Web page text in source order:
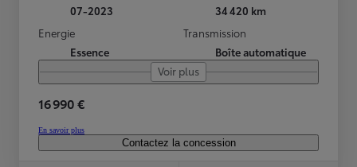
07-2023
34 420 km
Energie
Essence
Transmission
Boîte automatique
Voir plus
16 990 €
En savoir plus
Contactez la concession